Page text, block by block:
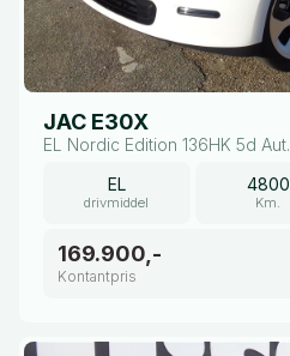
JAC E30X
EL Nordic Edition 136HK 5d Aut.
EL
drivmiddel
4800
Km.
169.900,-
Kontantpris